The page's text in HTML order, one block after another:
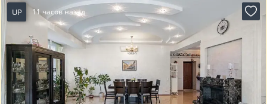
UP 11 часов назад